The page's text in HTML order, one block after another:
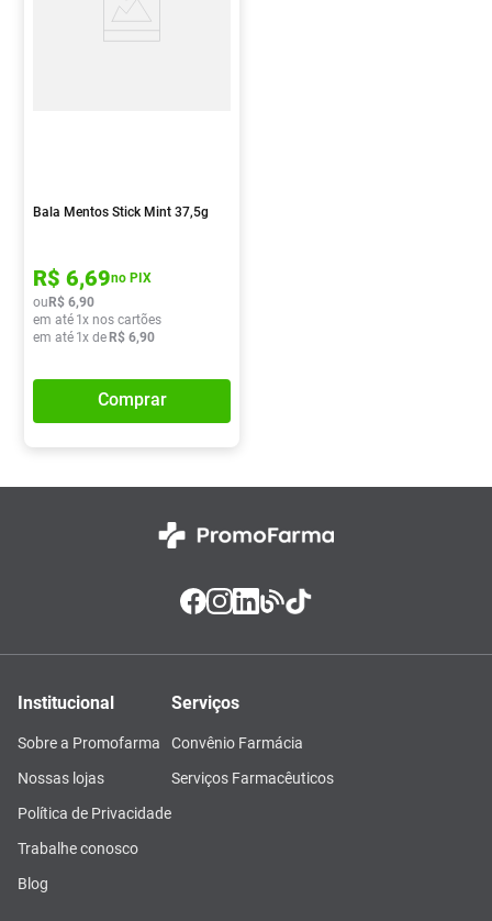
Bala Mentos Stick Mint 37,5g
R$ 6,69no PIX
ouR$ 6,90
em até 1x nos cartões
em até 1x deR$ 6,90
Comprar
Institucional
Sobre a Promofarma
Nossas lojas
Política de Privacidade
Trabalhe conosco
Blog
Serviços
Convênio Farmácia
Serviços Farmacêuticos